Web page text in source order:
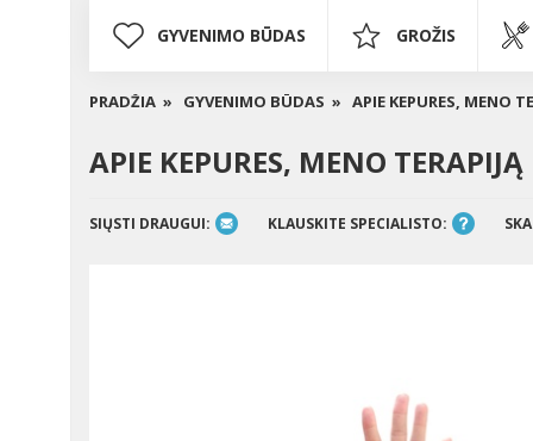
GYVENIMO BŪDAS GROŽIS
PRADŽIA » GYVENIMO BŪDAS » APIE KEPURES, MENO
APIE KEPURES, MENO
SIŲSTI DRAUGUI: KLAUSKITE SPECIALISTO: